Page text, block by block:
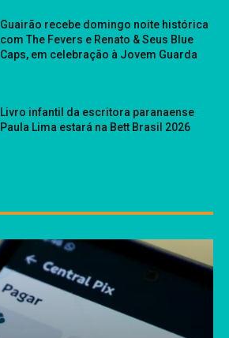
Guairão recebe domingo noite histórica
com The Fevers e Renato & Seus Blue
Caps, em celebração à Jovem Guarda
Livro infantil da escritora paranaense
Paula Lima estará na Bett Brasil 2026